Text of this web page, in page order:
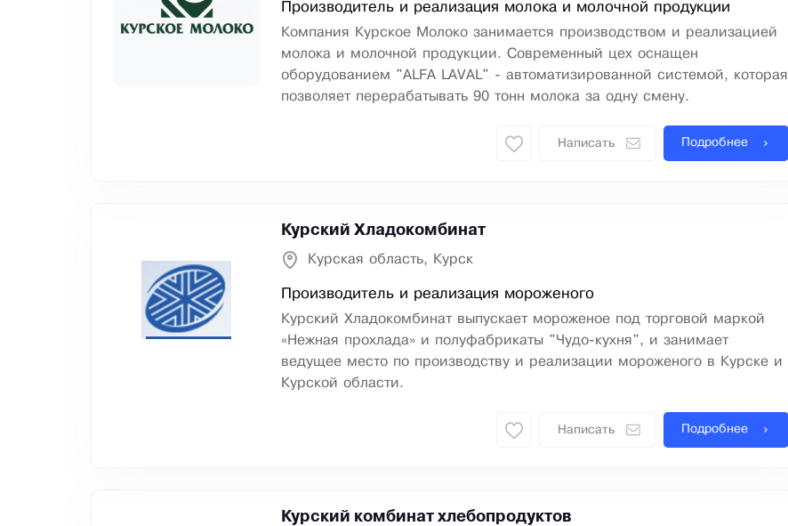
Производитель и реализация молока и молочной продукции
Компания Курское Молоко занимается производством и реализацией
молока и молочной продукции. Современный цех оснащен
оборудованием "ALFA LAVAL" - автоматизированной системой, которая
позволяет перерабатывать 90 тонн молока за одну смену.
Написать Подробнее
Курский Хладокомбинат
Курская область, Курск
Производитель и реализация мороженого
Курский Хладокомбинат выпускает мороженое под торговой маркой
«Нежная прохлада» и полуфабрикаты "Чудо-кухня", и занимает
ведущее место по производству и реализации мороженого в Курске и
Курской области.
Написать Подробнее
Курский комбинат хлебопродуктов